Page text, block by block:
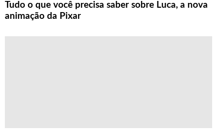
Tudo o que você precisa saber sobre Luca, a nova
animação da Pixar